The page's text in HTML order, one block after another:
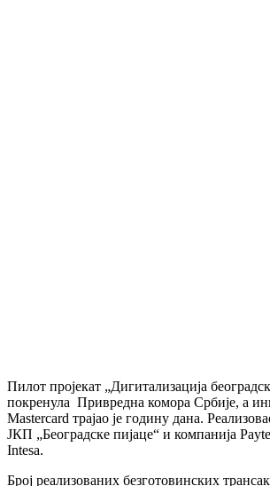
Пилот пројекат „Дигитализација
покренула Привредна комора Србије, а
Mastercard трајао је годину дана.
ЈКП „Београдске пијаце“ и компанија
Intesa.
Број реализованих безготовинских